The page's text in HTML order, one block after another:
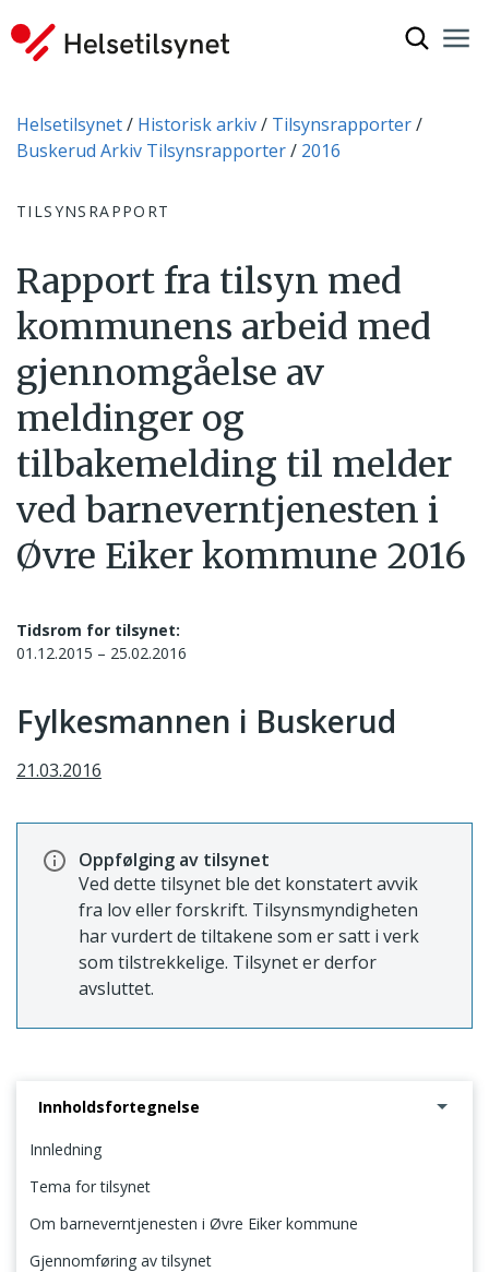
Du er her:
Helsetilsynet Historisk arkiv
Tilsynsrapporter
Buskerud Arkiv Tilsynsrapporter
2016
TILSYNSRAPPORT
Rapport fra tilsyn med
kommunens arbeid med
gjennomgåelse av
meldinger og
tilbakemelding til melder
ved barneverntjenesten i
Øvre Eiker kommune 2016
Tidsrom for tilsynet:
01.12.2015 – 25.02.2016
Fylkesmannen i Buskerud
21.03.2016
Oppfølging av tilsynet
Ved dette tilsynet ble det konstatert avvik
fra lov eller forskrift. Tilsynsmyndigheten
har vurdert de tiltakene som er satt i verk
som tilstrekkelige. Tilsynet er derfor
avsluttet.
Innholdsfortegnelse
Innledning
Tema for tilsynet
Om barneverntjenesten i Øvre Eiker kommune
Gjennomføring av tilsynet